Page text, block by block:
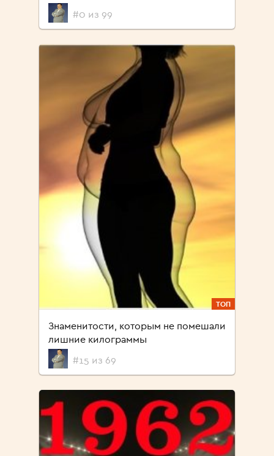
#0 из 99
ТОП
Знаменитости, которым не помешали
лишние килограммы
#15 из 69